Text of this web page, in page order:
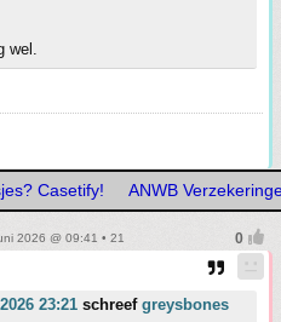
Casetify! ANWB
2026 @ 09:41 • 21
23:21 schreef greysbones